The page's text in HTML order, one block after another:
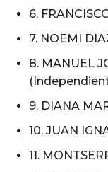
6.
7. NOEMI
8. MANUEL
9. DIANA
10. JUAN
11.